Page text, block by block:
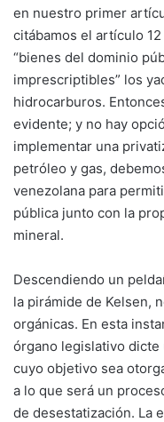
en nuestro primer
citábamos el artículo
“bienes del dominio
imprescriptibles” los
hidrocarburos.
evidente; y no hay
implementar una
petróleo y gas,
venezolana para
pública junto con la
mineral.
Descendiendo un
la pirámide de Kelsen,
orgánicas. En esta
órgano legislativo dicte
cuyo objetivo sea
a lo que será un
de desestatización. La